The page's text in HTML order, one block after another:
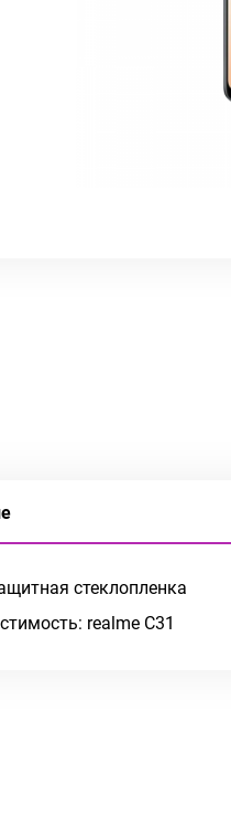
стеклопленка
realme C31